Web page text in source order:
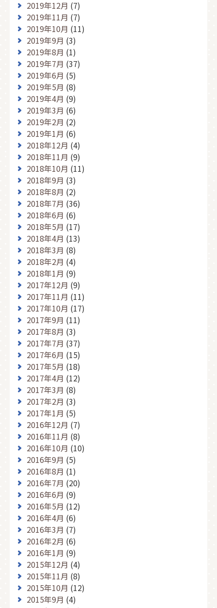
2019年12月 (7)
2019年11月 (7)
2019年10月 (11)
2019年9月 (3)
2019年8月 (1)
2019年7月 (37)
2019年6月 (5)
2019年5月 (8)
2019年4月 (9)
2019年3月 (6)
2019年2月 (2)
2019年1月 (6)
2018年12月 (4)
2018年11月 (9)
2018年10月 (11)
2018年9月 (3)
2018年8月 (2)
2018年7月 (36)
2018年6月 (6)
2018年5月 (17)
2018年4月 (13)
2018年3月 (8)
2018年2月 (4)
2018年1月 (9)
2017年12月 (9)
2017年11月 (11)
2017年10月 (17)
2017年9月 (11)
2017年8月 (3)
2017年7月 (37)
2017年6月 (15)
2017年5月 (18)
2017年4月 (12)
2017年3月 (8)
2017年2月 (3)
2017年1月 (5)
2016年12月 (7)
2016年11月 (8)
2016年10月 (10)
2016年9月 (5)
2016年8月 (1)
2016年7月 (20)
2016年6月 (9)
2016年5月 (12)
2016年4月 (6)
2016年3月 (7)
2016年2月 (6)
2016年1月 (9)
2015年12月 (4)
2015年11月 (8)
2015年10月 (12)
2015年9月 (4)